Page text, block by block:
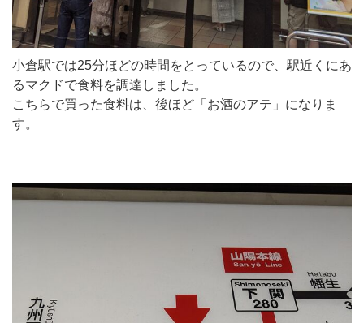
小倉駅では25分ほどの時間をとっているので、駅近くにあ
るマクドで食料を調達しました。
こちらで買った食料は、後ほど「お酒のアテ」になりま
す。